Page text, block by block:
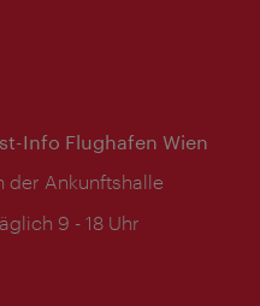
Info Flughafen Wien
der Ankunftshalle
9 - 18 Uhr